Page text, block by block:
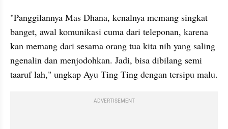
"Panggilannya Mas Dhana, kenalnya memang singkat
banget, awal komunikasi cuma dari teleponan, karena
kan memang dari sesama orang tua kita nih yang saling
ngenalin dan menjodohkan. Jadi, bisa dibilang semi
taaruf lah," ungkap Ayu Ting Ting dengan tersipu malu.
ADVERTISEMENT